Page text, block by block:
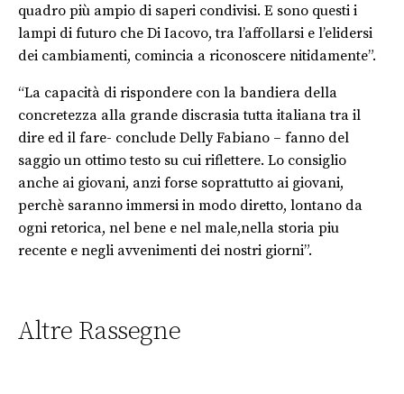
quadro più ampio di saperi condivisi. E sono questi i
lampi di futuro che Di Iacovo, tra l’affollarsi e l’elidersi
dei cambiamenti, comincia a riconoscere nitidamente”.
“La capacità di rispondere con la bandiera della
concretezza alla grande discrasia tutta italiana tra il
dire ed il fare- conclude Delly Fabiano – fanno del
saggio un ottimo testo su cui riflettere. Lo consiglio
anche ai giovani, anzi forse soprattutto ai giovani,
perchè saranno immersi in modo diretto, lontano da
ogni retorica, nel bene e nel male,nella storia piu
recente e negli avvenimenti dei nostri giorni”.
Altre Rassegne